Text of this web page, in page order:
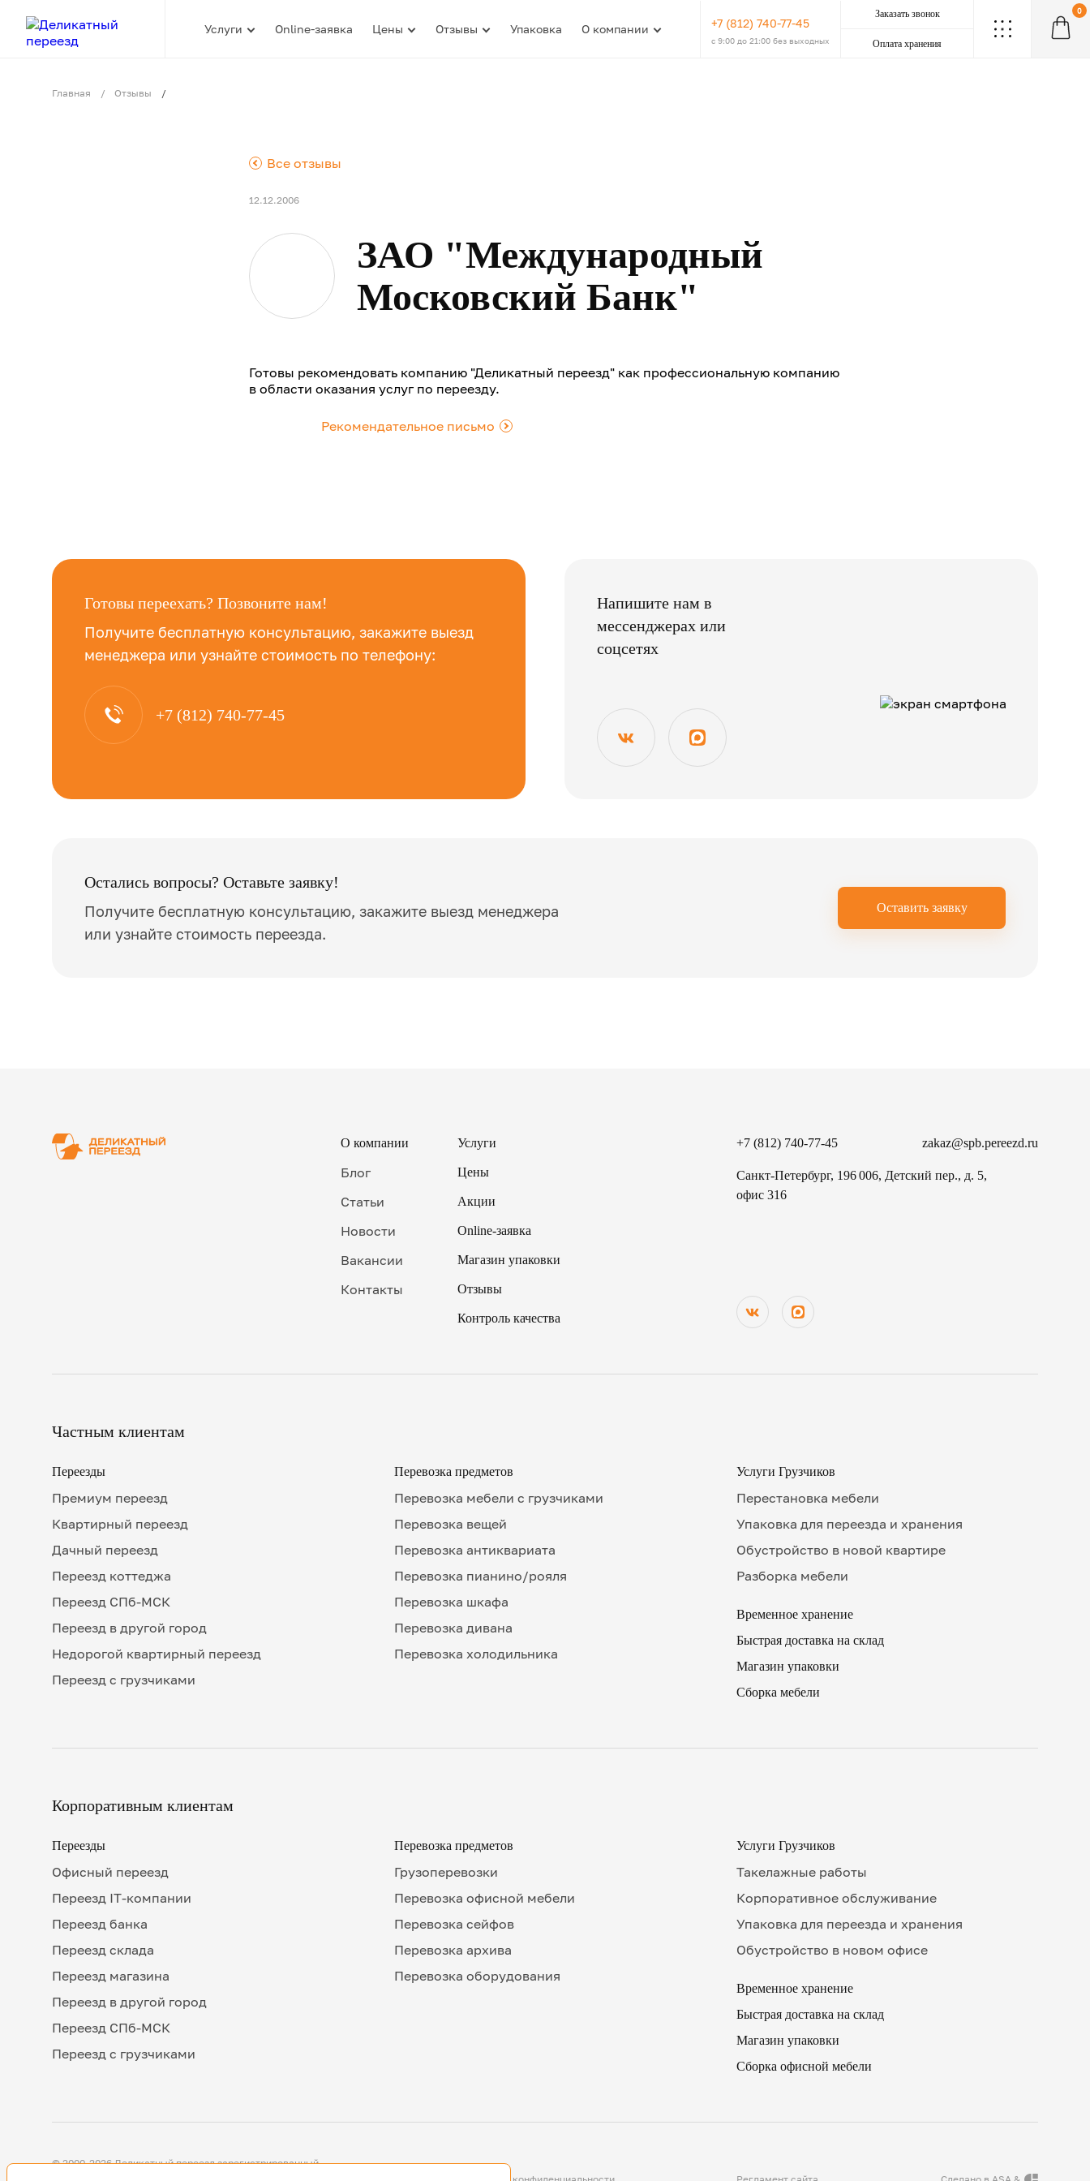
. . .
. . .
Услуги Online-заявка Цены Отзывы Упаковка О компании +7 (812) 740-77-45
с 9:00 до 21:00 без выходных
Заказать звонок
Оплата хранения
0
Главная Отзывы
Все отзывы
.
12.12.2006
ЗАО "Международный
Московский Банк"
Готовы рекомендовать компанию "Деликатный переезд" как профессиональную компанию
в области оказания услуг по переезду.
Рекомендательное письмо .
Готовы переехать? Позвоните нам!
Получите бесплатную консультацию, закажите выезд
менеджера или узнайте стоимость по телефону:
+7 (812) 740-77-45
Напишите нам в
мессенджерах или
соцсетях
Остались вопросы? Оставьте заявку!
Получите бесплатную консультацию, закажите выезд менеджера
или узнайте стоимость переезда.
Оставить заявку
О компании
Блог
Статьи
Новости
Вакансии
Контакты
Услуги
Цены
Акции
Online-заявка
Магазин упаковки
Отзывы
Контроль качества
+7 (812) 740-77-45 zakaz@spb.pereezd.ru
Санкт-Петербург, 196 006, Детский пер., д. 5,
офис 316
Частным клиентам
Переезды
Премиум переезд
Квартирный переезд
Дачный переезд
Переезд коттеджа
Переезд СПб-МСК
Переезд в другой город
Недорогой квартирный переезд
Переезд с грузчиками
Перевозка предметов
Перевозка мебели с грузчиками
Перевозка вещей
Перевозка антиквариата
Перевозка пианино/рояля
Перевозка шкафа
Перевозка дивана
Перевозка холодильника
Услуги Грузчиков
Перестановка мебели
Упаковка для переезда и хранения
Обустройство в новой квартире
Разборка мебели
Временное хранение
Быстрая доставка на склад
Магазин упаковки
Сборка мебели
Корпоративным клиентам
Переезды
Офисный переезд
Переезд IT-компании
Переезд банка
Переезд склада
Переезд магазина
Переезд в другой город
Переезд СПб-МСК
Переезд с грузчиками
Перевозка предметов
Грузоперевозки
Перевозка офисной мебели
Перевозка сейфов
Перевозка архива
Перевозка оборудования
Услуги Грузчиков
Такелажные работы
Корпоративное обслуживание
Упаковка для переезда и хранения
Обустройство в новом офисе
Временное хранение
Быстрая доставка на склад
Магазин упаковки
Сборка офисной мебели
© 2000-2026 Деликатный переезд зарегистрированный
Номер телефона
Перезвонить мне сейчас
.
19
20
11
45